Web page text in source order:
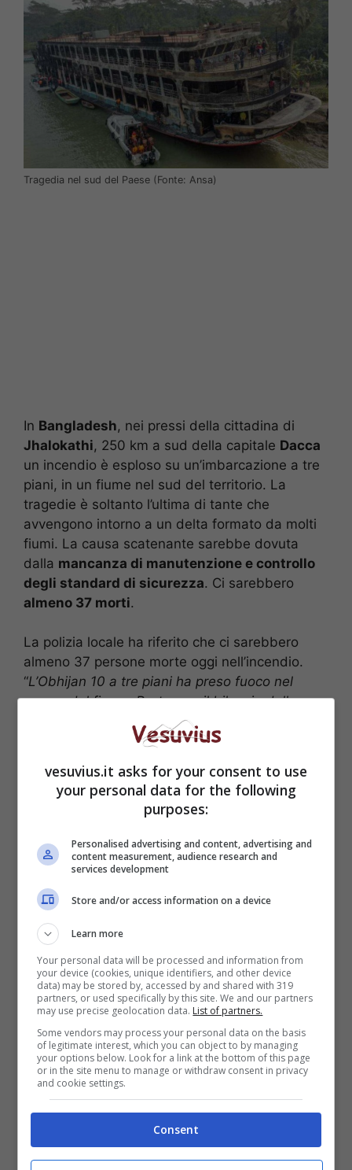
Tragedia nel sud del Paese (Fonte: Ansa)
In Bangladesh, nei pressi della cittadina di
Jhalokathi, 250 km a sud della capitale Dacca
un incendio è esploso su un’imbarcazione a tre
piani, in un fiume nel sud del territorio. La
tragedie è soltanto l’ultima di tante che
avvengono intorno a un delta formato da molti
fiumi. La causa scatenante sarebbe dovuta
dalla mancanza di manutenzione e controllo
degli standard di sicurezza. Ci sarebbero
almeno 37 morti.
La polizia locale ha riferito che ci sarebbero
almeno 37 persone morte oggi nell’incendio.
“L’Obhijan 10 a tre piani ha preso fuoco nel
mezzo del fiume. Purtroppo il bilancio delle
vittime potrebbe sensibilmente aumentare. La
maggior parte è morta nell’incendio e alcuni
comunicato il capo della polizia locale Moinul
Islam.
L’incendio è divampato all’alba, il traghetto
nonostante avesse una portata di un massimo
di310 passeggeri
. Gli esperti dell’Asia meridionale
170 milioni di abitanti specificano l’assenza
totale di manutenzione, la mancanza di ogni
vesuvius.it asks for your consent to use
your personal data for the following
purposes:
Personalised advertising and content, advertising and
content measurement, audience research and
services development
Store and/or access information on a device
Learn more
Your personal data will be processed and information from
your device (cookies, unique identifiers, and other device
data) may be stored by, accessed by and shared with 319
partners, or used specifically by this site. We and our partners
may use precise geolocation data. List of partners.
Some vendors may process your personal data on the basis
of legitimate interest, which you can object to by managing
your options below. Look for a link at the bottom of this page
or in the site menu to manage or withdraw consent in privacy
and cookie settings.
Consent